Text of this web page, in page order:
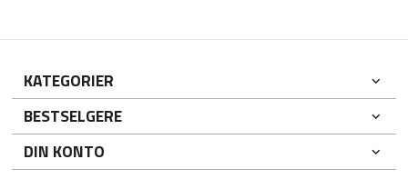
KATEGORIER
BESTSELGERE
DIN KONTO